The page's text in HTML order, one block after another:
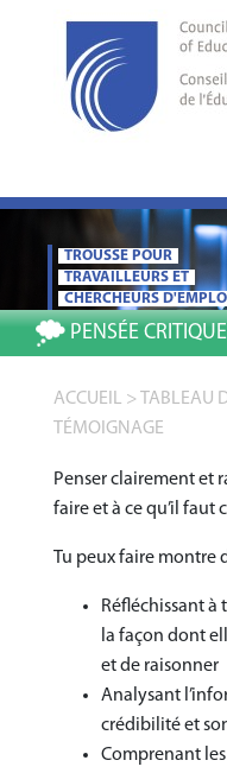
TROUSSE POUR
TRAVAILLEURS ET
CHERCHEURS D'EMPLOI
PENSÉE
ACCUEIL > TABLEAU
TÉMOIGNAGE
Penser clairement et
faire et à ce qu’il faut
Tu peux faire montre
Réfléchissant à
la façon dont
et de raisonner
Analysant
crédibilité et
Comprenant